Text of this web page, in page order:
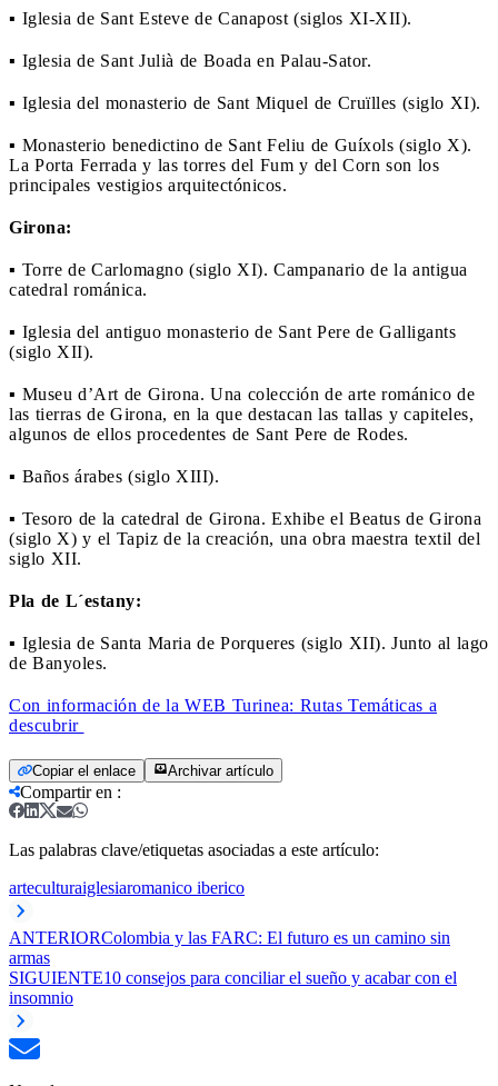
▪ Iglesia de Sant Esteve de Canapost (siglos XI-XII).
▪ Iglesia de Sant Julià de Boada en Palau-Sator.
▪ Iglesia del monasterio de Sant Miquel de Cruïlles (siglo XI).
▪ Monasterio benedictino de Sant Feliu de Guíxols (siglo X).
La Porta Ferrada y las torres del Fum y del Corn son los
principales vestigios arquitectónicos.
Girona:
▪ Torre de Carlomagno (siglo XI). Campanario de la antigua
catedral románica.
▪ Iglesia del antiguo monasterio de Sant Pere de Galligants
(siglo XII).
▪ Museu d’Art de Girona. Una colección de arte románico de
las tierras de Girona, en la que destacan las tallas y capiteles,
algunos de ellos procedentes de Sant Pere de Rodes.
▪ Baños árabes (siglo XIII).
▪ Tesoro de la catedral de Girona. Exhibe el Beatus de Girona
(siglo X) y el Tapiz de la creación, una obra maestra textil del
siglo XII.
Pla de L´estany:
▪ Iglesia de Santa Maria de Porqueres (siglo XII). Junto al lago
de Banyoles.
Con información de la WEB Turinea: Rutas Temáticas a
descubrir
Copiar el enlace Archivar artículo
Compartir en :
Las palabras clave/etiquetas asociadas a este artículo:
arteculturaiglesiaromanico iberico
ANTERIORColombia y las FARC: El futuro es un camino sin
armas
SIGUIENTE10 consejos para conciliar el sueño y acabar con el
insomnio